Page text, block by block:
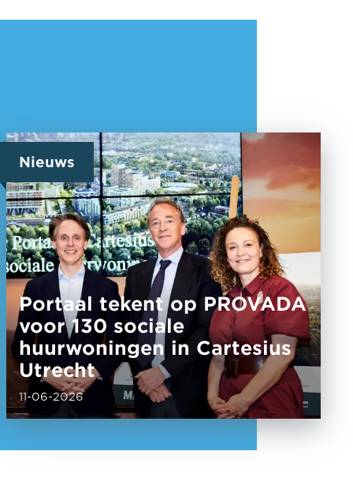
Nieuws
Portaal tekent op PROVADA
voor 130 sociale
huurwoningen in Cartesius
Utrecht
11-06-2026